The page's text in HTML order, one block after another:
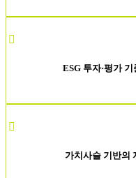
ESG 투자·평가
가치사슬 기반의